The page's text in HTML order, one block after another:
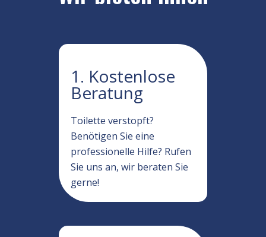
1. Kostenlose
Beratung
Toilette verstopft?
Benötigen Sie eine
professionelle Hilfe? Rufen
Sie uns an, wir beraten Sie
gerne!